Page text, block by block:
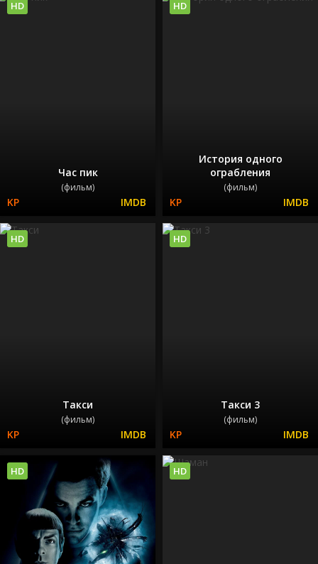
Час пик
(фильм)
HD
История одного
ограбления
(фильм)
HD
Такси
(фильм)
HD
Такси 3
(фильм)
HD
HD HD